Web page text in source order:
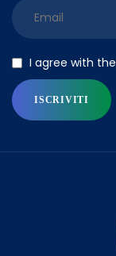
I agree with the